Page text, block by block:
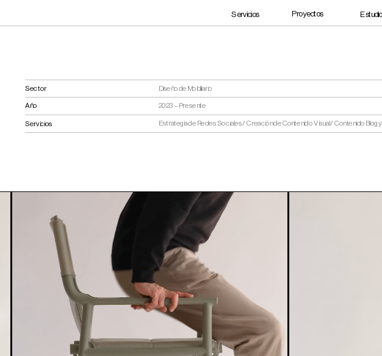
Servicios Estudio
Proyectos
Diseño de Mobiliario
Sector
Año 2023 – Presente
Estrategia de Redes Sociales / Creación de Contenido Visual / Contenido Blog
Servicios